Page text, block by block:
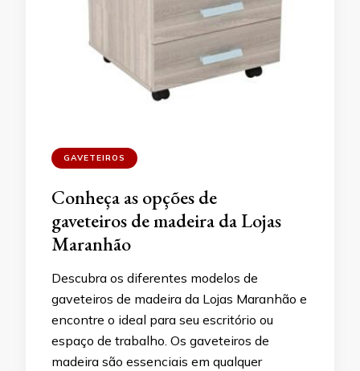
GAVETEIROS
Conheça as opções de
gaveteiros de madeira da Lojas
Maranhão
Descubra os diferentes modelos de
gaveteiros de madeira da Lojas Maranhão e
encontre o ideal para seu escritório ou
espaço de trabalho. Os gaveteiros de
madeira são essenciais em qualquer